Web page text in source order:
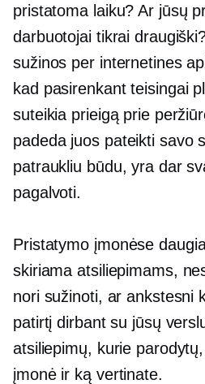
pristatoma laiku? Ar jūsų
darbuotojai tikrai
sužinos per internetines
kad pasirenkant teisingai
suteikia prieigą prie
padeda juos pateikti savo
patraukliu būdu, yra dar
pagalvoti.
Pristatymo įmonėse
skiriama atsiliepimams,
nori sužinoti, ar ankstesni
patirtį dirbant su jūsų
atsiliepimų, kurie
įmonė ir ką vertinate.